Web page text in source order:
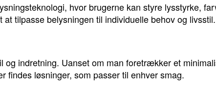
hvor brugerne kan styre lysstyrke,
tilpasse belysningen til individuelle behov og livsstil.
indretning. Uanset om man foretrækker et
findes løsninger, som passer til enhver smag.